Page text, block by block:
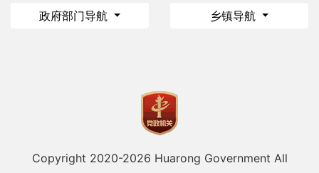
政府部门导航 乡镇导航
Copyright 2020-2026 Huarong Government All